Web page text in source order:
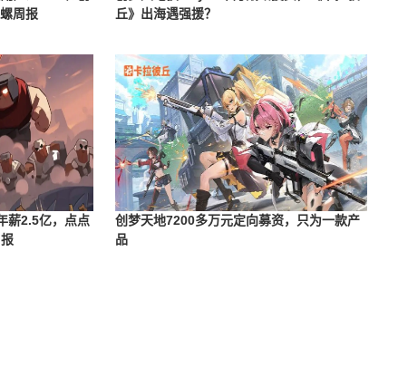
周报
丘》出海遇强援？
薪2.5亿，点点
创梦天地7200多万元定向募资，只为一款产
品